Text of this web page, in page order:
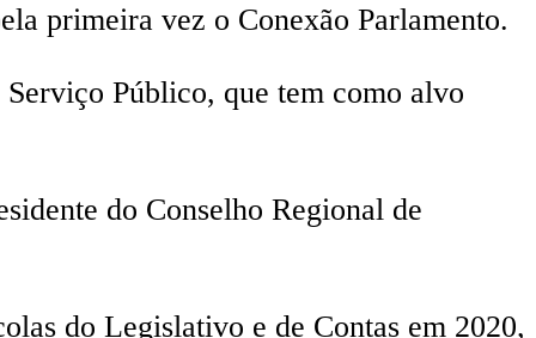
primeira vez o Conexão Parlamento.
Público, que tem como alvo
do Conselho Regional de
do Legislativo e de Contas em 2020,